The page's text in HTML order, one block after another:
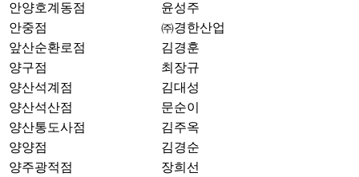
안양호계동점
윤성주
안중점
㈜경한산업
앞산순환로점
김경훈
양구점
최장규
양산석계점
김대성
양산석산점
문순이
양산통도사점
김주옥
양양점
김경순
양주광적점
장희선